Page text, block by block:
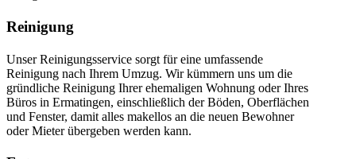
Reinigung
Unser Reinigungsservice sorgt für eine umfassende
Reinigung nach Ihrem Umzug. Wir kümmern uns um die
gründliche Reinigung Ihrer ehemaligen Wohnung oder Ihres
Büros in Ermatingen, einschließlich der Böden, Oberflächen
und Fenster, damit alles makellos an die neuen Bewohner
oder Mieter übergeben werden kann.